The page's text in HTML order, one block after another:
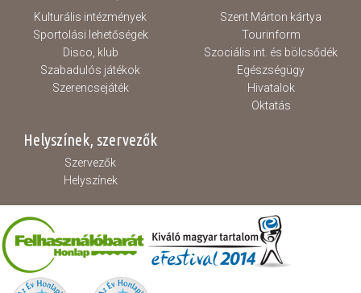
Kulturális intézmények
Sportolási lehetőségek
Disco, klub
Szabadulós játékok
Szerencsejáték
Szent Márton kártya
Tourinform
Szociális int. és bölcsődék
Egészségügy
Hivatalok
Oktatás
Helyszínek, szervezők
Szervezők
Helyszínek